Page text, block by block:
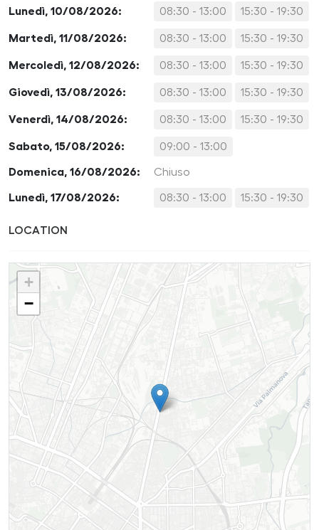
Lunedì, 10/08/2026: 08:30 - 13:00 15:30 - 19:30
Martedì, 11/08/2026: 08:30 - 13:00 15:30 - 19:30
Mercoledì, 12/08/2026: 08:30 - 13:00 15:30 - 19:30
Giovedì, 13/08/2026: 08:30 - 13:00 15:30 - 19:30
Venerdì, 14/08/2026: 08:30 - 13:00 15:30 - 19:30
Sabato, 15/08/2026: 09:00 - 13:00
Domenica, 16/08/2026: Chiuso
Lunedì, 17/08/2026: 08:30 - 13:00 15:30 - 19:30
LOCATION
+
−